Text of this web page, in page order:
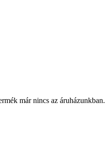
már nincs az áruházunkban.